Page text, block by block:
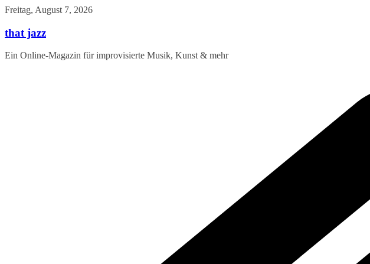
Zum
springen
Freitag, August 7, 2026
that jazz
Ein Online-Magazin für improvisierte Musik, Kunst & mehr